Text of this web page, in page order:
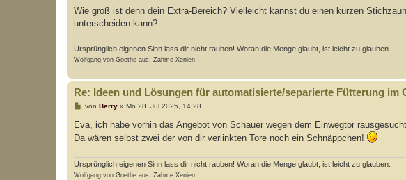
Wie groß ist denn dein Extra-Bereich? Vielleicht kannst du einen kurzen
unterscheiden kann?
Ursprünglich eigenen Sinn lass dir nicht rauben! Woran die Menge glaubt, ist leicht zu glauben.
Wolfgang von Goethe aus: Zahme Xenien
Re: Ideen und Lösungen für automatisierte/separierte Fütterung im
B
t
r
von Berry» Mo 28. Jul 2025, 14:28
Eva, ich habe vorhin das Angebot von Schauer wegen dem Einwegtor
Da wären selbst zwei der von dir verlinkten Tore noch ein Schnäppchen!
Ursprünglich eigenen Sinn lass dir nicht rauben! Woran die Menge glaubt, ist leicht zu glauben.
Wolfgang von Goethe aus: Zahme Xenien